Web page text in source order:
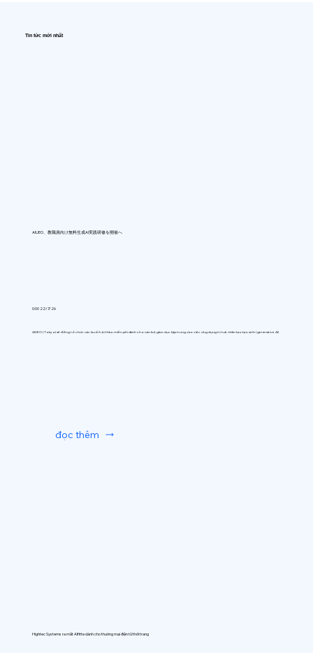
Tin tức mới nhất
AIUEO、教職員向け無料生成AI実践研修を開催へ
0:00 22/7/26
AIUEO (Tokyo) sẽ đồng tổ chức các buổi hội thảo miễn phí dành cho cán bộ giáo dục tập trung vào việc ứng dụng trí tuệ nhân tạo tạo sinh (generative AI)
đọc thêm
Hightec Systems ra mắt AIfitte dành cho thương mại điện tử thời trang